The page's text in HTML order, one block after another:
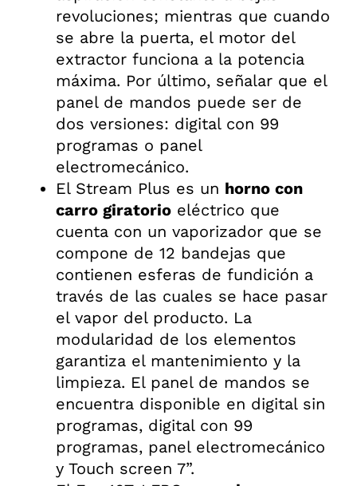
revoluciones; mientras que cuando
se abre la puerta, el motor del
extractor funciona a la potencia
máxima. Por último, señalar que el
panel de mandos puede ser de
dos versiones: digital con 99
programas o panel
electromecánico.
El Stream Plus es un horno con
carro giratorioeléctrico que
cuenta con un vaporizador que se
compone de 12 bandejas que
contienen esferas de fundición a
través de las cuales se hace pasar
el vapor del producto. La
modularidad de los elementos
garantiza el mantenimiento y la
limpieza. El panel de mandos se
encuentra disponible en digital sin
programas, digital con 99
programas, panel electromecánico
y Touch screen 7”.